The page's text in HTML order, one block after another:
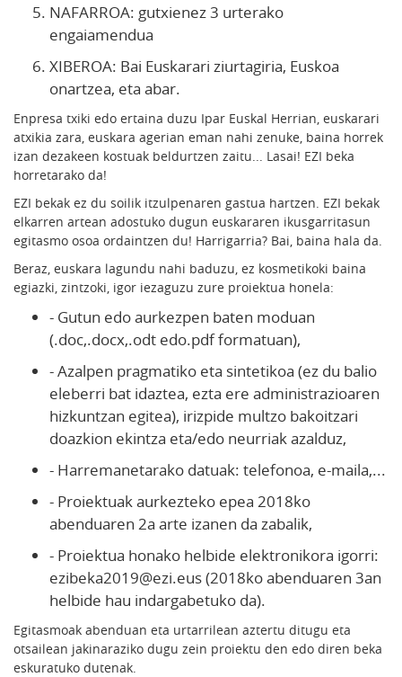
NAFARROA: gutxienez 3 urterako
engaiamendua
XIBEROA: Bai Euskarari ziurtagiria, Euskoa
onartzea, eta abar.
Enpresa txiki edo ertaina duzu Ipar Euskal Herrian, euskarari
atxikia zara, euskara agerian eman nahi zenuke, baina horrek
izan dezakeen kostuak beldurtzen zaitu... Lasai! EZI beka
horretarako da!
EZI bekak ez du soilik itzulpenaren gastua hartzen. EZI bekak
elkarren artean adostuko dugun euskararen ikusgarritasun
egitasmo osoa ordaintzen du! Harrigarria? Bai, baina hala da.
Beraz, euskara lagundu nahi baduzu, ez kosmetikoki baina
egiazki, zintzoki, igor iezaguzu zure proiektua honela:
- Gutun edo aurkezpen baten moduan
(.doc,.docx,.odt edo.pdf formatuan),
- Azalpen pragmatiko eta sintetikoa (ez du balio
eleberri bat idaztea, ezta ere administrazioaren
hizkuntzan egitea), irizpide multzo bakoitzari
doazkion ekintza eta/edo neurriak azalduz,
- Harremanetarako datuak: telefonoa, e-maila,...
- Proiektuak aurkezteko epea 2018ko
abenduaren 2a arte izanen da zabalik,
- Proiektua honako helbide elektronikora igorri:
ezibeka2019@ezi.eus (2018ko abenduaren 3an
helbide hau indargabetuko da).
Egitasmoak abenduan eta urtarrilean aztertu ditugu eta
otsailean jakinaraziko dugu zein proiektu den edo diren beka
eskuratuko dutenak.